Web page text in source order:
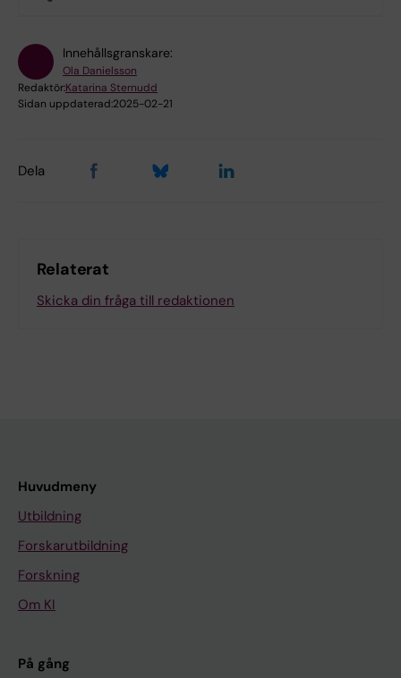
Innehållsgranskare:
Ola Danielsson
Redaktör:Katarina Sternudd
Sidan uppdaterad:2025-02-21
Dela
Relaterat
Skicka din fråga till redaktionen
Huvudmeny
Utbildning
Forskarutbildning
Forskning
Om KI
På gång